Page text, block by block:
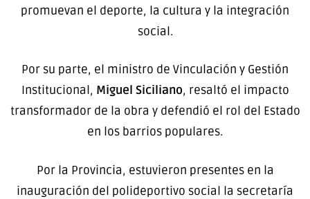
promuevan el deporte, la cultura y la integración
social.
Por su parte, el ministro de Vinculación y Gestión
Institucional, Miguel Siciliano, resaltó el impacto
transformador de la obra y defendió el rol del Estado
en los barrios populares.
Por la Provincia, estuvieron presentes en la
inauguración del polideportivo social la secretaría